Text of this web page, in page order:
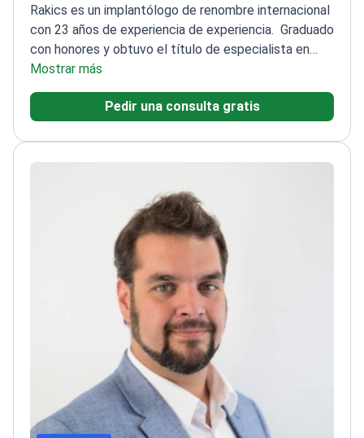
Rakics es un implantólogo de renombre internacional
con 23 años de experiencia de experiencia. Graduado
con honores y obtuvo el título de especialista en
2002Adquirió experiencia práctica en cirugías
complejas durante 23 años de experiencia en el
Ponente habitual en conferencias
empático y comunicación claraTasa de satisfacción
del paciente del 98%
Mostrar más
Pedir una consulta gratis